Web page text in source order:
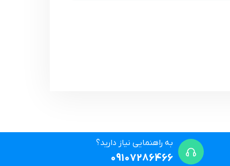
به راهنمایی نیاز دارید؟
09107286466